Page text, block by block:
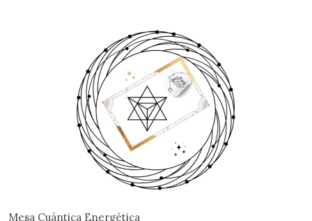
Mesa Cuántica Energética